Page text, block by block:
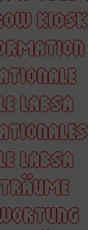
KIOSK
LABSA
LABSA
TRÄUME